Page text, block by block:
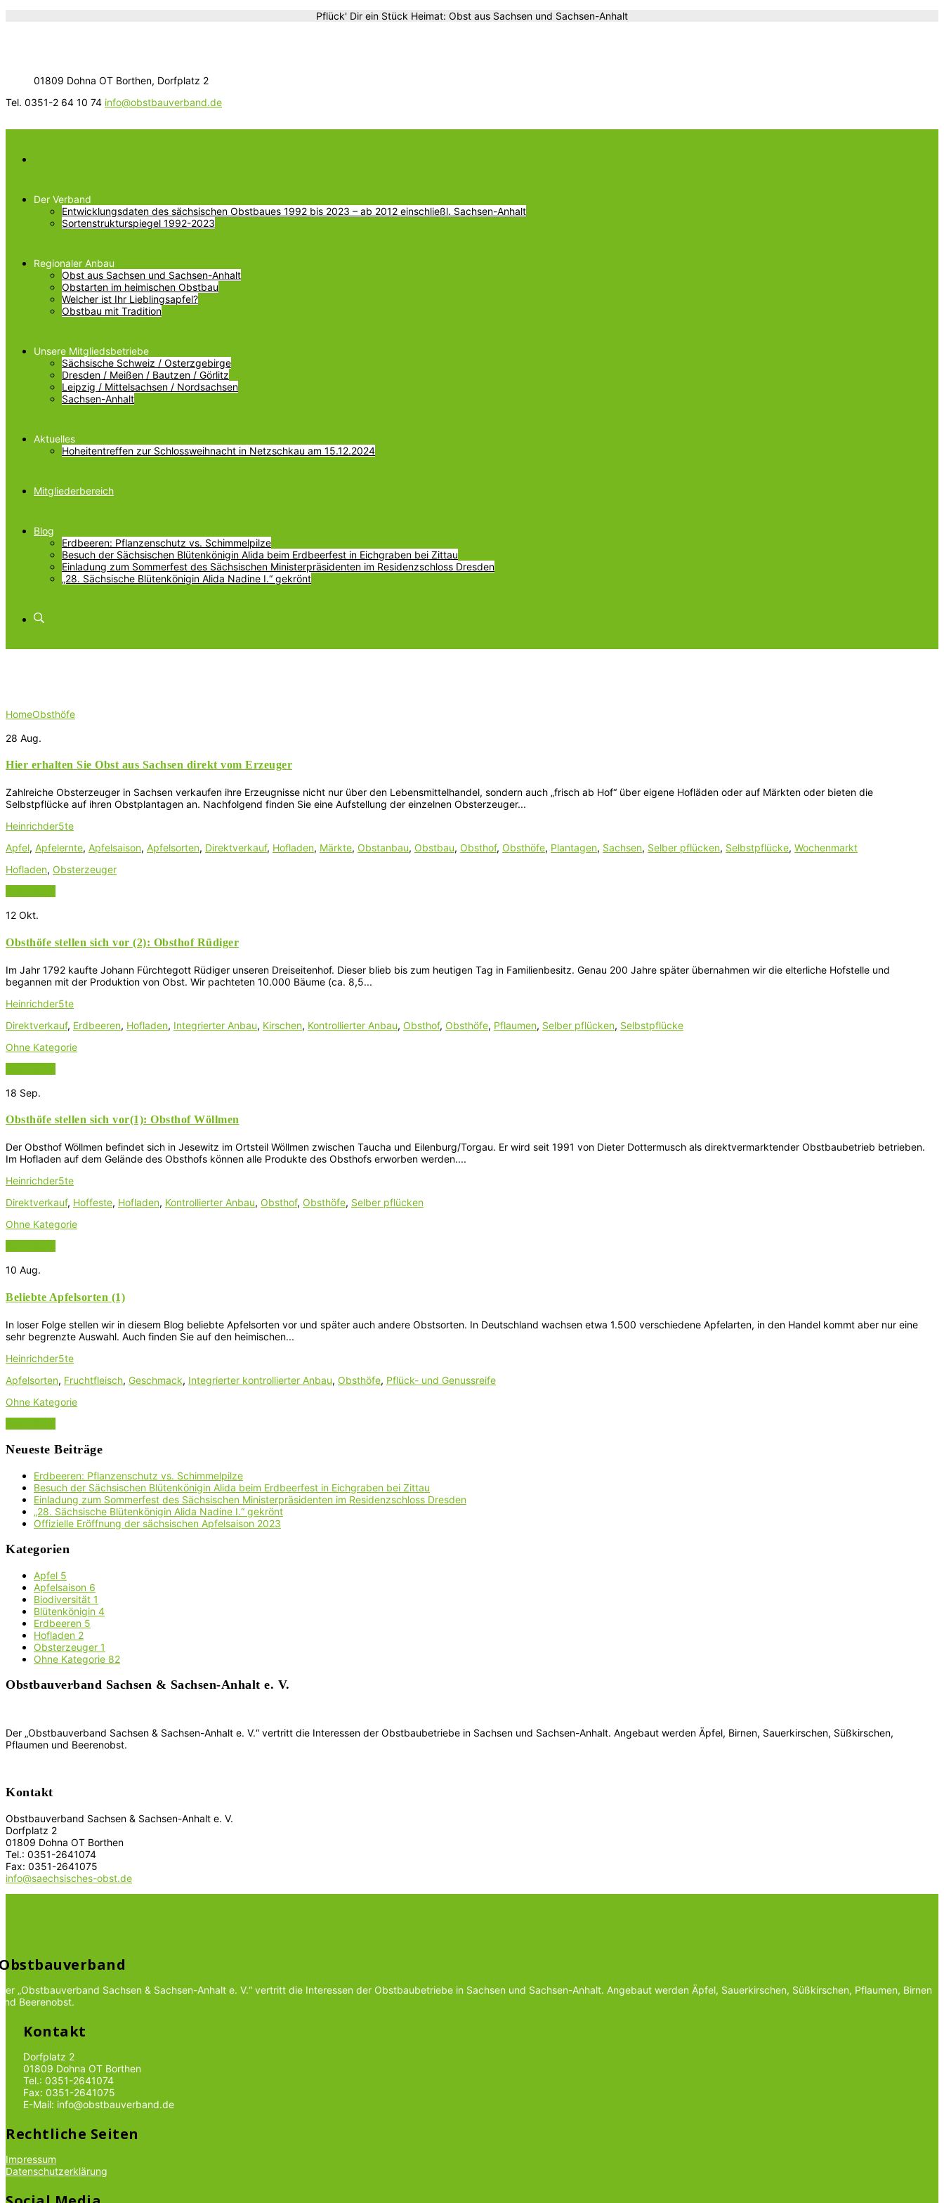
Pflück' Dir ein Stück Heimat: Obst aus Sachsen und Sachsen-Anhalt
01809 Dohna OT Borthen, Dorfplatz 2
Tel. 0351-2 64 10 74 info@obstbauverband.de
Der Verband
Entwicklungsdaten des sächsischen Obstbaues 1992 bis 2023 – ab 2012 einschließl. Sachsen-Anhalt
Sortenstrukturspiegel 1992-2023
Regionaler Anbau
Obst aus Sachsen und Sachsen-Anhalt
Obstarten im heimischen Obstbau
Welcher ist Ihr Lieblingsapfel?
Obstbau mit Tradition
Unsere Mitgliedsbetriebe
Sächsische Schweiz / Osterzgebirge
Dresden / Meißen / Bautzen / Görlitz
Leipzig / Mittelsachsen / Nordsachsen
Sachsen-Anhalt
Aktuelles
Hoheitentreffen zur Schlossweihnacht in Netzschkau am 15.12.2024
Mitgliederbereich
Blog
Erdbeeren: Pflanzenschutz vs. Schimmelpilze
Besuch der Sächsischen Blütenkönigin Alida beim Erdbeerfest in Eichgraben bei Zittau
Einladung zum Sommerfest des Sächsischen Ministerpräsidenten im Residenzschloss Dresden
„28. Sächsische Blütenkönigin Alida Nadine I.“ gekrönt
HomeObsthöfe
28 Aug.
Hier erhalten Sie Obst aus Sachsen direkt vom Erzeuger
Zahlreiche Obsterzeuger in Sachsen verkaufen ihre Erzeugnisse nicht nur über den Lebensmittelhandel, sondern auch „frisch ab Hof“ über eigene Hofläden oder auf Märkten oder bieten die
Selbstpflücke auf ihren Obstplantagen an. Nachfolgend finden Sie eine Aufstellung der einzelnen Obsterzeuger...
Heinrichder5te
Apfel, Apfelernte, Apfelsaison, Apfelsorten, Direktverkauf, Hofladen, Märkte, Obstanbau, Obstbau, Obsthof, Obsthöfe, Plantagen, Sachsen, Selber pflücken, Selbstpflücke, Wochenmarkt
Hofladen, Obsterzeuger
12 Okt.
Obsthöfe stellen sich vor (2): Obsthof Rüdiger
Im Jahr 1792 kaufte Johann Fürchtegott Rüdiger unseren Dreiseitenhof. Dieser blieb bis zum heutigen Tag in Familienbesitz. Genau 200 Jahre später übernahmen wir die elterliche Hofstelle und
begannen mit der Produktion von Obst. Wir pachteten 10.000 Bäume (ca. 8,5...
Heinrichder5te
Direktverkauf, Erdbeeren, Hofladen, Integrierter Anbau, Kirschen, Kontrollierter Anbau, Obsthof, Obsthöfe, Pflaumen, Selber pflücken, Selbstpflücke
Ohne Kategorie
18 Sep.
Obsthöfe stellen sich vor(1): Obsthof Wöllmen
Der Obsthof Wöllmen befindet sich in Jesewitz im Ortsteil Wöllmen zwischen Taucha und Eilenburg/Torgau. Er wird seit 1991 von Dieter Dottermusch als direktvermarktender Obstbaubetrieb betrieben.
Im Hofladen auf dem Gelände des Obsthofs können alle Produkte des Obsthofs erworben werden....
Heinrichder5te
Direktverkauf, Hoffeste, Hofladen, Kontrollierter Anbau, Obsthof, Obsthöfe, Selber pflücken
Ohne Kategorie
10 Aug.
Beliebte Apfelsorten (1)
In loser Folge stellen wir in diesem Blog beliebte Apfelsorten vor und später auch andere Obstsorten. In Deutschland wachsen etwa 1.500 verschiedene Apfelarten, in den Handel kommt aber nur eine
sehr begrenzte Auswahl. Auch finden Sie auf den heimischen...
Heinrichder5te
Apfelsorten, Fruchtfleisch, Geschmack, Integrierter kontrollierter Anbau, Obsthöfe, Pflück- und Genussreife
Ohne Kategorie
Neueste Beiträge
Erdbeeren: Pflanzenschutz vs. Schimmelpilze
Besuch der Sächsischen Blütenkönigin Alida beim Erdbeerfest in Eichgraben bei Zittau
Einladung zum Sommerfest des Sächsischen Ministerpräsidenten im Residenzschloss Dresden
„28. Sächsische Blütenkönigin Alida Nadine I.“ gekrönt
Offizielle Eröffnung der sächsischen Apfelsaison 2023
Kategorien
Apfel 5
Apfelsaison 6
Biodiversität 1
Blütenkönigin 4
Erdbeeren 5
Hofladen 2
Obsterzeuger 1
Ohne Kategorie 82
Obstbauverband Sachsen & Sachsen-Anhalt e. V.
Der „Obstbauverband Sachsen & Sachsen-Anhalt e. V.“ vertritt die Interessen der Obstbaubetriebe in Sachsen und Sachsen-Anhalt. Angebaut werden Äpfel, Birnen, Sauerkirschen, Süßkirschen,
Pflaumen und Beerenobst.
Kontakt
Obstbauverband Sachsen & Sachsen-Anhalt e. V.
Dorfplatz 2
01809 Dohna OT Borthen
Tel.: 0351-2641074
Fax: 0351-2641075
info@saechsisches-obst.de
„Obstbauverband Sachsen & Sachsen-Anhalt e. V.“ vertritt die Interessen der Obstbaubetriebe in Sachsen und Sachsen-Anhalt. Angebaut werden Äpfel, Sauerkirschen, Süßkirschen, Pflaumen, Birnen
Beerenobst.
Kontakt
Dorfplatz 2
01809 Dohna OT Borthen
Tel.: 0351-2641074
Fax: 0351-2641075
E-Mail: info@obstbauverband.de
Rechtliche Seiten
Impressum
Datenschutzerklärung